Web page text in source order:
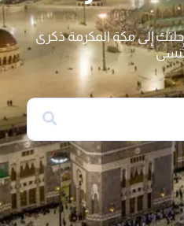
إلى مكة المكرمة ذكرى
تُنسى